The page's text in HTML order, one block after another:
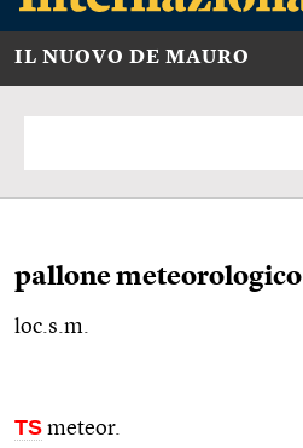
IL NUOVO DE MAURO
pallone meteorologico
loc.s.m.
TS meteor.